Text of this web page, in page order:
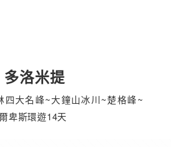
多洛米提
四大名峰~大鐘山冰川~楚格峰~
卑斯環遊14天